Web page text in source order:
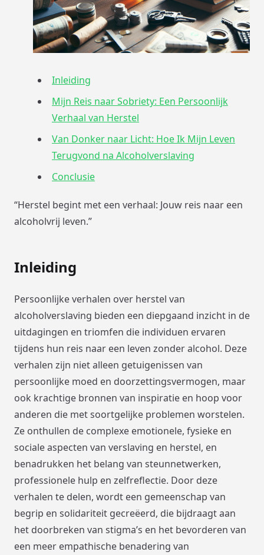
Inleiding
Mijn Reis naar Sobriety: Een Persoonlijk
Verhaal van Herstel
Van Donker naar Licht: Hoe Ik Mijn Leven
Terugvond na Alcoholverslaving
Conclusie
“Herstel begint met een verhaal: Jouw reis naar een
alcoholvrij leven.”
Inleiding
Persoonlijke verhalen over herstel van
alcoholverslaving bieden een diepgaand inzicht in de
uitdagingen en triomfen die individuen ervaren
tijdens hun reis naar een leven zonder alcohol. Deze
verhalen zijn niet alleen getuigenissen van
persoonlijke moed en doorzettingsvermogen, maar
ook krachtige bronnen van inspiratie en hoop voor
anderen die met soortgelijke problemen worstelen.
Ze onthullen de complexe emotionele, fysieke en
sociale aspecten van verslaving en herstel, en
benadrukken het belang van steunnetwerken,
professionele hulp en zelfreflectie. Door deze
verhalen te delen, wordt een gemeenschap van
begrip en solidariteit gecreëerd, die bijdraagt aan
het doorbreken van stigma’s en het bevorderen van
een meer empathische benadering van